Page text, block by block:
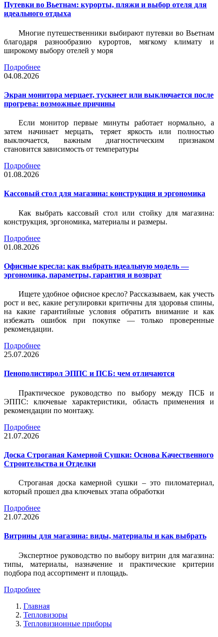
Путевки во Вьетнам: курорты, пляжи и выбор отеля для
идеального отдыха
Многие путешественники выбирают путевки во Вьетнам
благодаря разнообразию курортов, мягкому климату и
широкому выбору отелей у моря
Подробнее
04.08.2026
Экран монитора мерцает, тускнеет или выключается после
прогрева: возможные причины
Если монитор первые минуты работает нормально, а
затем начинает мерцать, теряет яркость или полностью
выключается, важным диагностическим признаком
становится зависимость от температуры
Подробнее
01.08.2026
Кассовый стол для магазина: конструкция и эргономика
Как выбрать кассовый стол или стойку для магазина:
конструкция, эргономика, материалы и размеры.
Подробнее
01.08.2026
Офисные кресла: как выбрать идеальную модель —
эргономика, параметры, гарантия и возврат
Ищете удобное офисное кресло? Рассказываем, как учесть
рост и вес, какие регулировки критичны для здоровья спины,
на какие гарантийные условия обратить внимание и как
избежать ошибок при покупке — только проверенные
рекомендации.
Подробнее
25.07.2026
Пенополистирол ЭППС и ПСБ: чем отличаются
Практическое руководство по выбору между ПСБ и
ЭППС: ключевые характеристики, область применения и
рекомендации по монтажу.
Подробнее
21.07.2026
Доска Строганая Камерной Сушки: Основа Качественного
Строительства и Отделки
Строганая доска камерной сушки – это пиломатериал,
который прошел два ключевых этапа обработки
Подробнее
21.07.2026
Витрины для магазина: виды, материалы и как выбрать
Экспертное руководство по выбору витрин для магазина:
типы, материалы, назначение и практические критерии
подбора под ассортимент и площадь.
Подробнее
Главная
Тепловизоры
Тепловизионные приборы